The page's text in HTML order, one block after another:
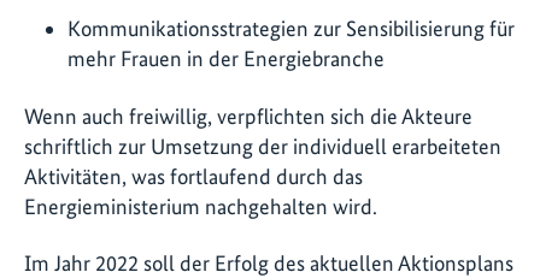
Kommunikationsstrategien zur Sensibilisierung für
mehr Frauen in der Energiebranche
Wenn auch freiwillig, verpflichten sich die Akteure
schriftlich zur Umsetzung der individuell erarbeiteten
Aktivitäten, was fortlaufend durch das
Energieministerium nachgehalten wird.
Im Jahr 2022 soll der Erfolg des aktuellen Aktionsplans